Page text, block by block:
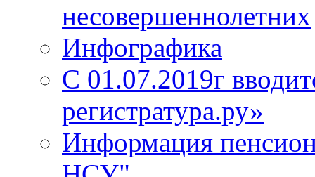
несовершеннолетних
Инфографика
С 01.07.2019г
регистратура.ру»
Информация